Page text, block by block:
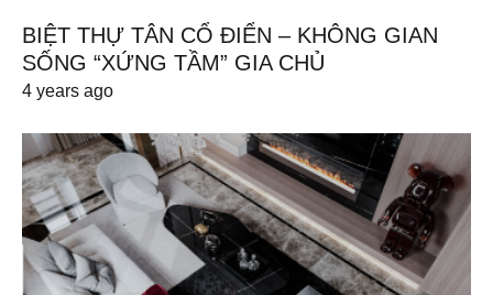
BIỆT THỰ TÂN CỔ ĐIỂN – KHÔNG GIAN
SỐNG “XỨNG TẦM” GIA CHỦ
4 years ago